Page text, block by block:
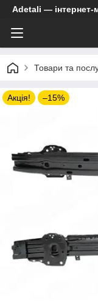
Adetali — інтернет-
Товари та
Акція! –15%